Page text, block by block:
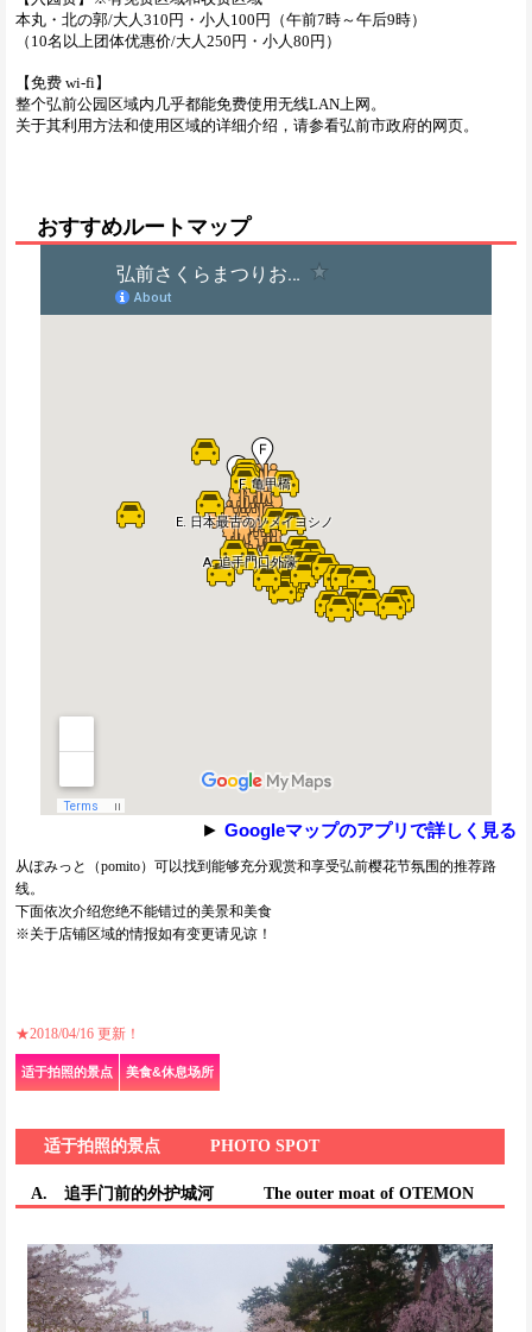
本丸・北の郭/大人310円・小人100円（午前7時～午后9時）
（10名以上团体优惠价/大人250円・小人80円）
【免费 wi-fi】
整个弘前公园区域内几乎都能免费使用无线LAN上网。
关于其利用方法和使用区域的详细介绍，请参看弘前市政府的网页。
おすすめルートマップ
► Googleマップのアプリで詳しく見る
从ぽみっと（pomito）可以找到能够充分观赏和享受弘前樱花节氛围的推荐路
线。
下面依次介绍您绝不能错过的美景和美食
※关于店铺区域的情报如有变更请见谅！
★2018/04/16 更新！
适于拍照的景点 美食&休息场所
适于拍照的景点 PHOTO SPOT
A. 追手门前的外护城河 The outer moat of OTEMON